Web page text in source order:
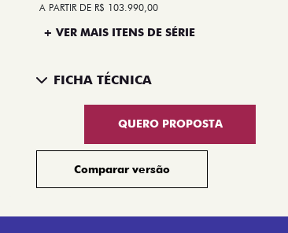
A PARTIR DE R$ 103.990,00
+ VER MAIS ITENS DE SÉRIE
FICHA TÉCNICA
QUERO PROPOSTA
Comparar versão